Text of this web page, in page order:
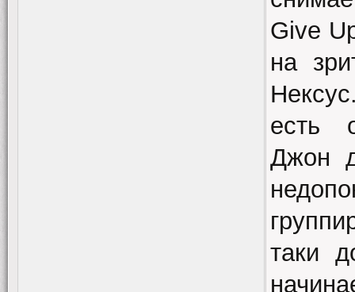
Give
на
есть
Джон
таки